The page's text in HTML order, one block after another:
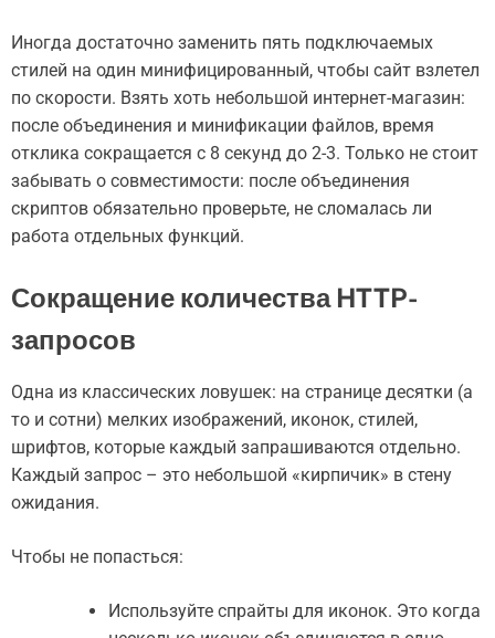
Иногда достаточно заменить пять подключаемых
стилей на один минифицированный, чтобы сайт взлетел
по скорости. Взять хоть небольшой интернет-магазин:
после объединения и минификации файлов, время
отклика сокращается с 8 секунд до 2-3. Только не стоит
забывать о совместимости: после объединения
скриптов обязательно проверьте, не сломалась ли
работа отдельных функций.
Сокращение количества HTTP-
запросов
Одна из классических ловушек: на странице десятки (а
то и сотни) мелких изображений, иконок, стилей,
шрифтов, которые каждый запрашиваются отдельно.
Каждый запрос – это небольшой «кирпичик» в стену
ожидания.
Чтобы не попасться:
Используйте спрайты для иконок. Это когда